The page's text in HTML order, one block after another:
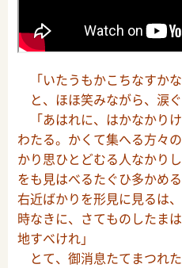
「いたうもかこちなすかな
と、ほほ笑みながら、涙ぐ
「あはれに、はかなかり
わたる。かくて集へる方々
かり思ひとどむる人なかり
をも見はべるたぐひ多かめ
右近ばかりを形見に見るは
時なきに、さてものしたま
地すべけれ」
とて、御消息たてまつれた